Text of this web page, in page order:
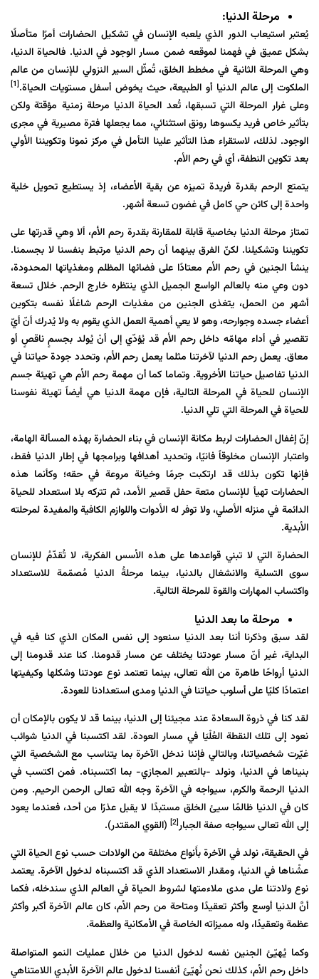
مرحلة الدنيا:
يُعتبر استيعاب الدور الذي يلعبه الإنسان في تشكيل الحضارات أمرًا متأصلًا
بشكل عميق في فهمنا لموقعه ضمن مسار الوجود في الدنيا. فالحياة الدنيا،
وهي المرحلة الثانية في مخطط الخلق، تُمثّلالسیر النزولي للإنسان من عالم
الملكوت إلى عالم الدنيا أو الطبيعة، حيث يخوض أسفل مستويات الحياة.[1]
وعلى غرار المرحلة التي تسبقها، تُعد الحياة الدنيا مرحلة زمنية مؤقتة ولكن
بتأثير خاص فريد يكسوها رونق استثنائي، مما يجعلها فترة مصيرية في مجرى
الوجود. لذلك، لاستقراء هذا التأثير علينا التأمل في مركز نمونا وتكويننا الأولي
بعد تکوین النطفة، أي في رحم الأم.
يتمتع الرحم بقدرة فريدة تميزه عن بقية الأعضاء، إذ يستطيع تحويل خلية
واحدة إلى كائن حي كامل في غضون تسعة أشهر.
تمتاز مرحلة الدنيا بخاصية قابلة للمقارنة بقدرة رحم الأم، ألا وهي قدرتها على
تكويننا وتشكيلنا. لكنّ الفرق بينهما أنرحم الدنيا مرتبط بنفسنا لا بجسمنا.
ينشأ الجنين في رحم الأم معتادًا على فضائها المظلم ومغذياتها المحدودة،
دون وعي منه بالعالم الواسع الجميل الذي ينتظره خارج الرحم. خلال تسعة
أشهر من الحمل، يتغذى الجنين من مغذيات الرحم شاغلًا نفسه بتكوين
أعضاء جسده وجوارحه، وهو لا يعي أهمية العمل الذي يقوم به ولا يُدرك أنّ أيّ
تقصير في أداء مهامّه داخل رحم الأم قد يُؤدّي إلى أنْ يُولد بجسمٍ ناقصٍ أو
معاق. يعمل رحم الدنيا لآخرتنا مثلما يعمل رحم الأم، وتحدد جودة حياتنا في
الدنيا تفاصيل حياتنا الأخروية. وتماما كما أن مهمة رحم الأم هي تهيئة جسم
الإنسان للحياة في المرحلة التالية، فإن مهمة الدنيا هي أيضاً تهيئة نفوسنا
للحياة في المرحلة التي تلي الدنيا.
إنّ إغفال الحضارات لربط مكانة الإنسان في بناء الحضارة بهذه المسألة الهامة،
واعتبار الإنسان مخلوقاً فانيًا، وتحديد أهدافها وبرامجها في إطار الدنيا فقط،
فإنها تكون بذلك قد ارتكبت جرمًا وخيانة مروعة في حقه؛ وكأنما هذه
الحضارات تهيأ للإنسان متعة حفل قصير الأمد، ثم تتركه بلا استعداد للحياة
الدائمة في منزله الأصلي، ولا توفر له الأدوات واللوازم الكافية والمفيدة لمرحلته
الأبدية.
الحضارة التي لا تبني قواعدها على هذه الأسس الفكرية، لا تُقدّمُ للإنسان
سوى التسلية والانشغال بالدنيا، بينما مرحلةُ الدنيا مُصمّمة للاستعداد
واكتساب المهارات والقوة للمرحلة التالية.
مرحلة ما بعد الدنيا
لقد سبق وذكرنا أننا بعد الدنيا سنعود إلى نفس المكان الذي كنا فيه في
البداية، غیر أنّ مسار عودتنا يختلف عن مسار قدومنا. كنا عند قدومنا إلى
الدنيا أرواحًا طاهرة من الله تعالى، بینما تعتمد نوع عودتنا وشکلها وكيفيتها
اعتمادًا كليًا على أسلوب حياتنا في الدنيا ومدى استعدادنا للعودة.
لقد كنا في ذروة السعادة عند مجیئنا إلى الدنيا، بينما قد لا يكون بالإمكان أن
نعود إلى تلك النقطة العُلْيَا في مسار العودة. لقد اكتسبنا في الدنيا شوائب
غيّرت شخصياتنا، وبالتالي فإننا ندخل الآخرة بما يتناسب مع الشخصية التي
بنيناها في الدنيا، ونولد -بالتعبير المجازي- بما اكتسبناه. فمن اكتسب في
الدنيا الرحمة والكرم، سيواجه في الآخرة وجه الله تعالى الرحمنالرحیم. ومن
كان في الدنيا ظالمًا سيئ الخلق مستبدًا لا يقبل عذرًا من أحد، فعندما يعود
إلى الله تعالى سيواجه صفة الجبار[2]
(القوي المقتدر).
في الحقيقة، نولد في الآخرة بأَنواع مختلفة من الولادات حسب نوع الحياة التي
عشْناها في الدنيا، ومقدار الاستعداد الذي قد اكتسبناه لدخول الآخرة. یعتمد
نوع ولادتنا على مدى ملاءمتها لشروط الحياة في العالم الذي سندخله، فكما
أنَّ الدنيا أوسع وأكثر تعقيدًا ومتاحة من رحم الأم، كان عالم الآخرة أكبر وأكثر
عظمة وتعقيدًا، وله مميزاته الخاصة في الأمكانية والعظمة.
وكما يُهيّئ الجنين نفسه لدخول الدنيا من خلال عمليات النمو المتواصلة
داخل رحم الأم، كذلك نحن نُهيّئ أنفسنا لدخول عالم الآخرة الأبدي اللامتناهي